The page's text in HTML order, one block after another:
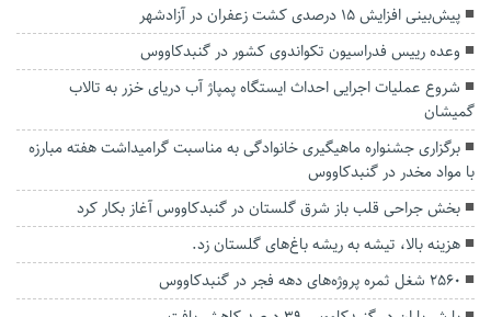
پیش‌بینی افزایش ۱۵ درصدی کشت زعفران در آزادشهر
وعده رییس فدراسیون تکواندوی کشور در گنبدکاووس
شروع عملیات اجرایی احداث ایستگاه پمپاژ آب دریای خزر به تالاب
گمیشان
برگزاری جشنواره ماهیگیری خانوادگی به‌ مناسبت گرامیداشت هفته مبارزه
با مواد مخدر در گنبدکاووس
بخش جراحی قلب باز شرق گلستان در گنبدکاووس آغاز بکار کرد
هزینه بالا، تیشه به ریشه باغ‌های گلستان زد.
۲۵۶۰ شغل ثمره پروژه‌های دهه فجر در گنبدکاووس